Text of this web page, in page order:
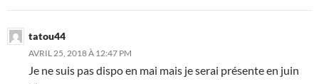
tatou44
AVRIL 25, 2018 À 12:47 PM
Je ne suis pas dispo en mai mais je serai présente en juin